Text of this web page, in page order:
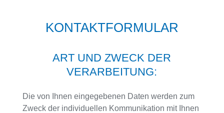
KONTAKTFORMULAR
ART UND ZWECK DER
VERARBEITUNG:
Die von Ihnen eingegebenen Daten werden zum
Zweck der individuellen Kommunikation mit Ihnen